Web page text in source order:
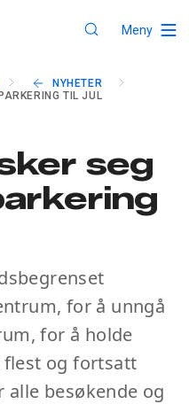
Meny
NYHETER
TIL JUL
seg
for å unngå
for å holde
og fortsatt
besøkende og